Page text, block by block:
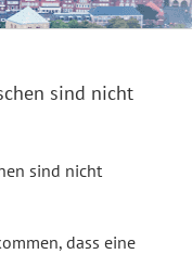
sind nicht
dass eine